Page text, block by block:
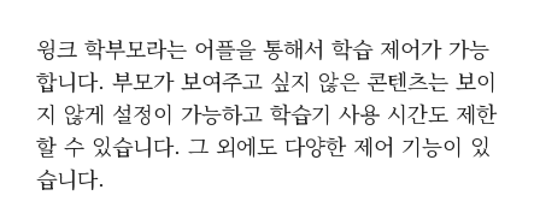
윙크 학부모라는 어플을 통해서 학습 제어가 가능
합니다. 부모가 보여주고 싶지 않은 콘텐츠는 보이
지 않게 설정이 가능하고 학습기 사용 시간도 제한
할 수 있습니다. 그 외에도 다양한 제어 기능이 있
습니다.